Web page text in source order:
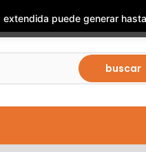
extendida puede generar
buscar